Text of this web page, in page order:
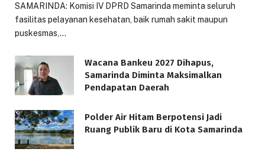
SAMARINDA: Komisi IV DPRD Samarinda meminta seluruh
fasilitas pelayanan kesehatan, baik rumah sakit maupun
puskesmas,…
Wacana Bankeu 2027 Dihapus,
Samarinda Diminta Maksimalkan
Pendapatan Daerah
Polder Air Hitam Berpotensi Jadi
Ruang Publik Baru di Kota Samarinda